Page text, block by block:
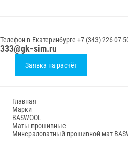
Телефон в Екатеринбурге +7 (343) 226-07-
333@gk-sim.ru
Заявка на расчёт
Главная
Марки
BASWOOL
Маты прошивные
Минераловатный прошивной мат